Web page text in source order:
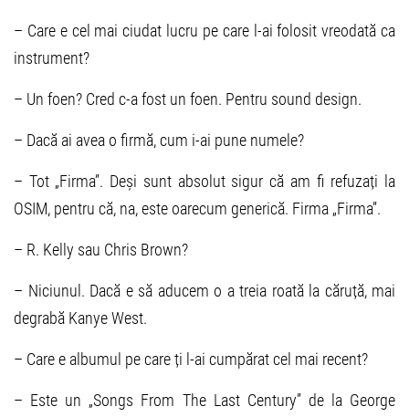
– Care e cel mai ciudat lucru pe care l-ai folosit vreodată ca
instrument?
– Un foen? Cred c-a fost un foen. Pentru sound design.
– Dacă ai avea o firmă, cum i-ai pune numele?
– Tot „Firma”. Deși sunt absolut sigur că am fi refuzați la
OSIM, pentru că, na, este oarecum generică. Firma „Firma”.
– R. Kelly sau Chris Brown?
– Niciunul. Dacă e să aducem o a treia roată la căruță, mai
degrabă Kanye West.
– Care e albumul pe care ți l-ai cumpărat cel mai recent?
– Este un „Songs From The Last Century” de la George